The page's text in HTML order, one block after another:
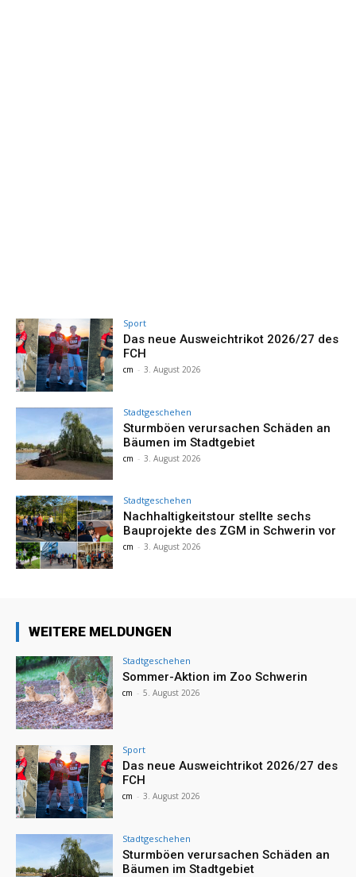
Sport
Das neue Ausweichtrikot 2026/27 des
FCH
cm - 3. August 2026
Stadtgeschehen
Sturmböen verursachen Schäden an
Bäumen im Stadtgebiet
cm - 3. August 2026
Stadtgeschehen
Nachhaltigkeitstour stellte sechs
Bauprojekte des ZGM in Schwerin vor
cm - 3. August 2026
WEITERE MELDUNGEN
Stadtgeschehen
Sommer-Aktion im Zoo Schwerin
cm - 5. August 2026
Sport
Das neue Ausweichtrikot 2026/27 des
FCH
cm - 3. August 2026
Stadtgeschehen
Sturmböen verursachen Schäden an
Bäumen im Stadtgebiet